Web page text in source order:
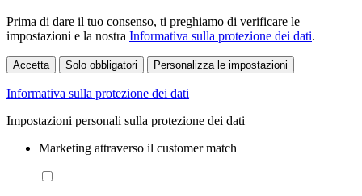
Prima di dare il tuo consenso, ti preghiamo di verificare le
impostazioni e la nostra Informativa sulla protezione dei dati.
Accetta Solo obbligatori Personalizza le impostazioni
Informativa sulla protezione dei dati
Impostazioni personali sulla protezione dei dati
Marketing attraverso il customer match